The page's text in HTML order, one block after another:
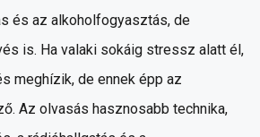
és az alkoholfogyasztás, de
is. Ha valaki sokáig stressz alatt él,
meghízik, de ennek épp az
Az olvasás hasznosabb technika,